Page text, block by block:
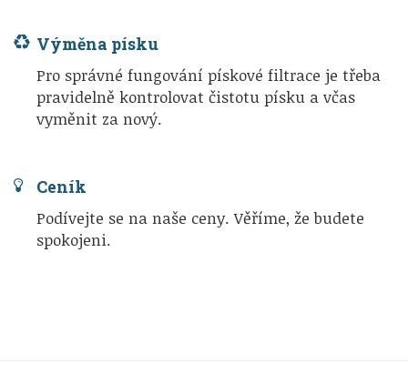
Výměna písku
Pro správné fungování pískové filtrace je třeba
pravidelně kontrolovat čistotu písku a včas
vyměnit za nový.
Ceník
Podívejte se na naše ceny. Věříme, že budete
spokojeni.